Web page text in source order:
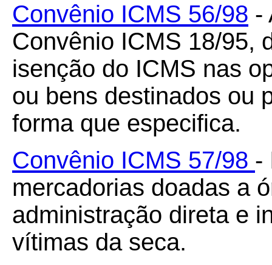
Convênio ICMS 56/98 -
Convênio ICMS 18/95,
isenção do ICMS nas
ou bens destinados ou
forma que especifica.
Convênio ICMS 57/98 -
mercadorias doadas a
administração direta e
vítimas da seca.